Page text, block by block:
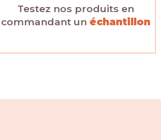
Testez nos produits en
commandant un échantillon